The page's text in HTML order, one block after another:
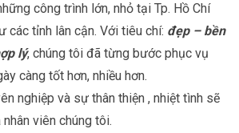
công trình lớn, nhỏ tại Tp. Hồ Chí
các tỉnh lân cận. Với tiêu chí: đẹp – bền
lý, chúng tôi đã từng bước phục vụ
càng tốt hơn, nhiều hơn.
nghiệp và sự thân thiện , nhiệt tình sẽ
viên chúng tôi.